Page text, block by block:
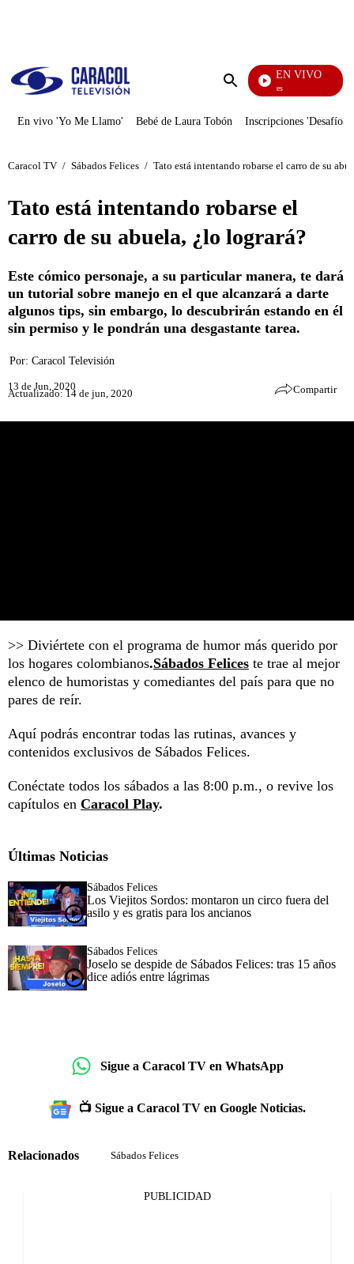
Enviar
EN VIVO
Los Informantes
En vivo 'Yo Me Llamo' Bebé de Laura Tobón Inscripciones 'Desafío'
Caracol TV / Sábados Felices / Tato está intentando robarse el carro de su
Tato está intentando robarse el
carro de su abuela, ¿lo logrará?
Este cómico personaje, a su particular manera, te dará
un tutorial sobre manejo en el que alcanzará a darte
algunos tips, sin embargo, lo descubrirán estando en él
sin permiso y le pondrán una desgastante tarea.
Por: Caracol Televisión
13 de Jun, 2020
Actualizado: 14 de jun, 2020 Compartir
>> Diviértete con el programa de humor más querido por
los hogares colombianos.Sábados Felices te trae al mejor
elenco de humoristas y comediantes del país para que no
pares de reír.
Aquí podrás encontrar todas las rutinas, avances y
contenidos exclusivos de Sábados Felices.
Conéctate todos los sábados a las 8:00 p.m., o revive los
capítulos en Caracol Play.
Últimas Noticias
Sábados Felices
Los Viejitos Sordos: montaron un circo fuera del
asilo y es gratis para los ancianos
Sábados Felices
Joselo se despide de Sábados Felices: tras 15 años
dice adiós entre lágrimas
Sigue a Caracol TV en WhatsApp
📺 Sigue a Caracol TV en Google Noticias.
Relacionados Sábados Felices
PUBLICIDAD